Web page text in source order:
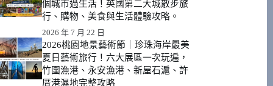
個城市過生活！英國第二大城散步旅
行、購物、美食與生活體驗攻略。
2026 年 7 月 22 日
2026桃園地景藝術節｜珍珠海岸最美
夏日藝術旅行！六大展區一次玩遍，
竹圍漁港、永安漁港、新屋石滬、許
厝港濕地完整攻略